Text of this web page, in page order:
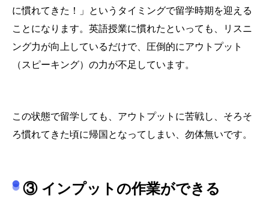
に慣れてきた！」というタイミングで留学時期を迎える
ことになります。英語授業に慣れたといっても、リスニ
ング力が向上しているだけで、圧倒的にアウトプット
（スピーキング）の力が不足しています。
この状態で留学しても、アウトプットに苦戦し、そろそ
ろ慣れてきた頃に帰国となってしまい、勿体無いです。
③ インプットの作業ができる